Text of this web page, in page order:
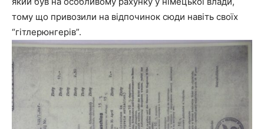
тому що привозили на відпочинок сюди навіть своїх
“гітлерюнгерів”.